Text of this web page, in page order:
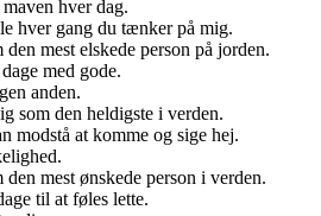
hver dag.
hver gang du tænker på mig.
mest elskede person på jorden.
med gode.
anden.
som den heldigste i verden.
modstå at komme og sige hej.
mest ønskede person i verden.
til at føles lette.